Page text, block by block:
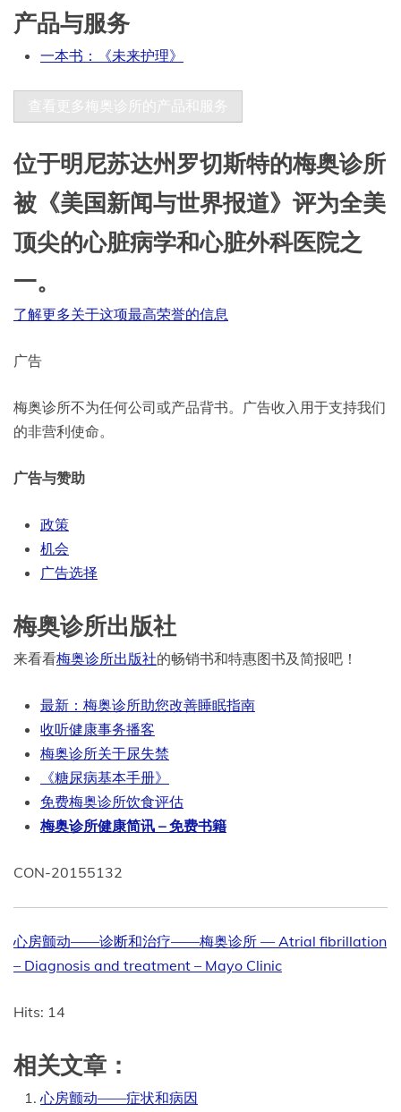
产品与服务
一本书：《未来护理》
查看更多梅奥诊所的产品和服务
位于明尼苏达州罗切斯特的梅奥诊所
被《美国新闻与世界报道》评为全美
顶尖的心脏病学和心脏外科医院之
一。
了解更多关于这项最高荣誉的信息
广告
梅奥诊所不为任何公司或产品背书。广告收入用于支持我们
的非营利使命。
广告与赞助
政策
机会
广告选择
梅奥诊所出版社
来看看梅奥诊所出版社的畅销书和特惠图书及简报吧！
最新：梅奥诊所助您改善睡眠指南
收听健康事务播客
梅奥诊所关于尿失禁
《糖尿病基本手册》
免费梅奥诊所饮食评估
梅奥诊所健康简讯 – 免费书籍
CON-20155132
心房颤动——诊断和治疗——梅奥诊所 — Atrial fibrillation
– Diagnosis and treatment – Mayo Clinic
Hits: 14
相关文章：
心房颤动——症状和病因